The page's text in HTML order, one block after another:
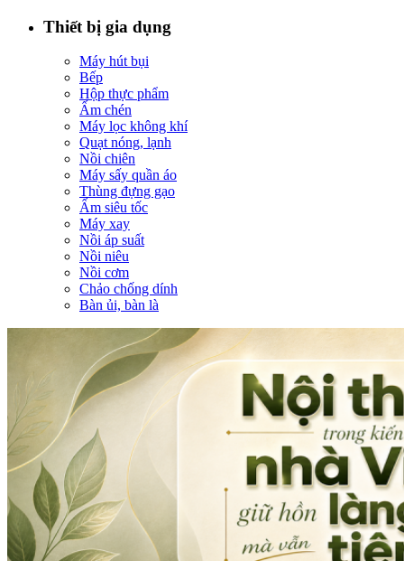
Thiết bị gia dụng
Máy hút bụi
Bếp
Hộp thực phẩm
Ấm chén
Máy lọc không khí
Quạt nóng, lạnh
Nồi chiên
Máy sấy quần áo
Thùng đựng gạo
Ấm siêu tốc
Máy xay
Nồi áp suất
Nồi niêu
Nồi cơm
Chảo chống dính
Bàn ủi, bàn là